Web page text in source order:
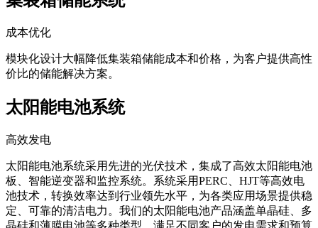
模块化设计大幅降低集装箱储能成本和价格，为客户提供高性
价比的储能解决方案。
太阳能电池系统采用先进的光伏技术，集成了高效太阳能电池
板、智能逆变器和监控系统。系统采用PERC、HJT等高效电
池技术，转换效率达到行业领先水平，为各类应用场景提供稳
定、可靠的清洁电力。我们的太阳能电池产品涵盖单晶硅、多
晶硅和薄膜电池等多种类型，满足不同客户的发电需求和预算
要求。